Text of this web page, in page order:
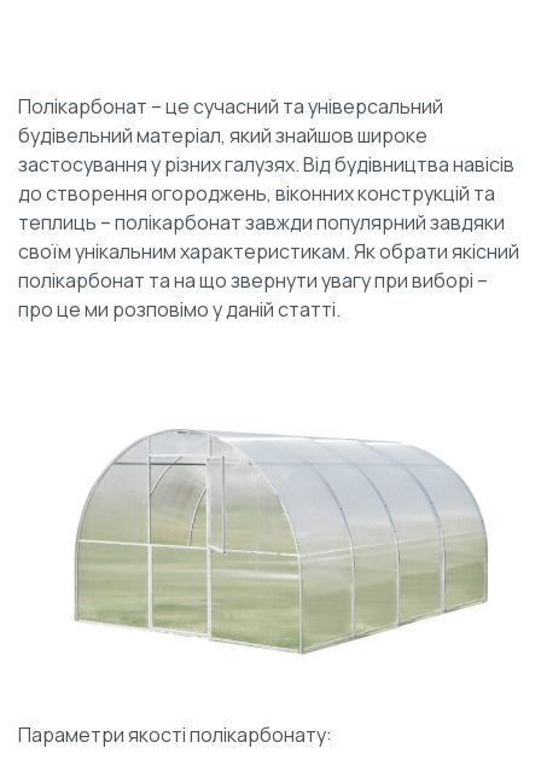
Полікарбонат – це сучасний та універсальний
будівельний матеріал, який знайшов широке
застосування у різних галузях. Від будівництва навісів
до створення огороджень, віконних конструкцій та
теплиць – полікарбонат завжди популярний завдяки
своїм унікальним характеристикам. Як обрати якісний
полікарбонат та на що звернути увагу при виборі –
про це ми розповімо у даній статті.
Параметри якості полікарбонату: